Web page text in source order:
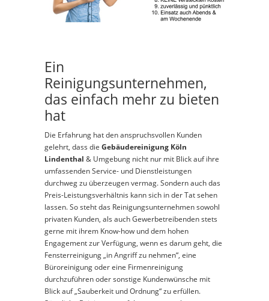
Ein
Reinigungsunternehmen,
das einfach mehr zu bieten
hat
Die Erfahrung hat den anspruchsvollen Kunden
gelehrt, dass die Gebäudereinigung Köln
Lindenthal & Umgebung nicht nur mit Blick auf ihre
umfassenden Service- und Dienstleistungen
durchweg zu überzeugen vermag. Sondern auch das
Preis-Leistungsverhältnis kann sich in der Tat sehen
lassen. So steht das Reinigungsunternehmen sowohl
privaten Kunden, als auch Gewerbetreibenden stets
gerne mit ihrem Know-how und dem hohen
Engagement zur Verfügung, wenn es darum geht, die
Fensterreinigung „in Angriff zu nehmen“, eine
Büroreinigung oder eine Firmenreinigung
durchzuführen oder sonstige Kundenwünsche mit
Blick auf „Sauberkeit und Ordnung“ zu erfüllen.